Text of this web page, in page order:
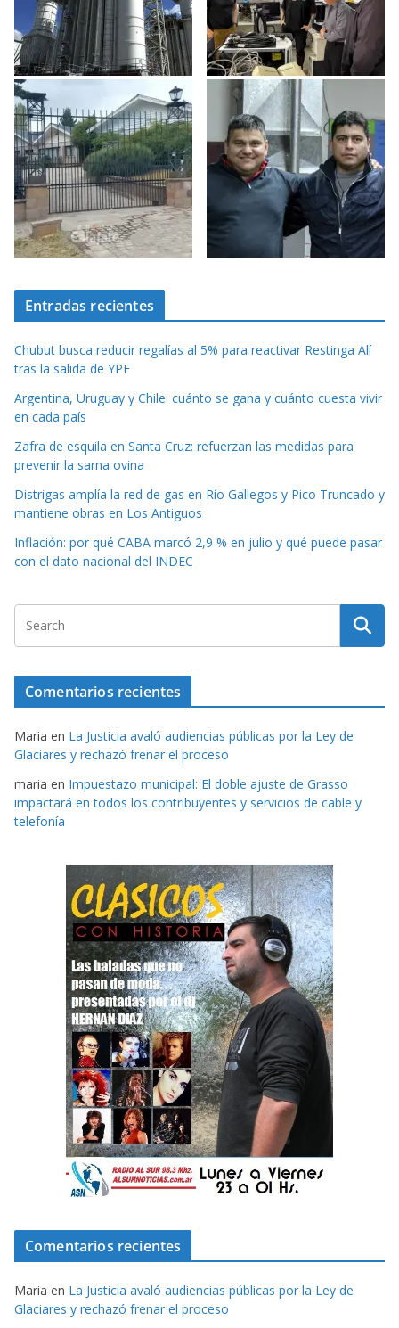
Entradas recientes
Chubut busca reducir regalías al 5% para reactivar Restinga Alí
tras la salida de YPF
Argentina, Uruguay y Chile: cuánto se gana y cuánto cuesta vivir
en cada país
Zafra de esquila en Santa Cruz: refuerzan las medidas para
prevenir la sarna ovina
Distrigas amplía la red de gas en Río Gallegos y Pico Truncado y
mantiene obras en Los Antiguos
Inflación: por qué CABA marcó 2,9 % en julio y qué puede pasar
con el dato nacional del INDEC
Comentarios recientes
Maria en La Justicia avaló audiencias públicas por la Ley de
Glaciares y rechazó frenar el proceso
maria en Impuestazo municipal: El doble ajuste de Grasso
impactará en todos los contribuyentes y servicios de cable y
telefonía
Comentarios recientes
Maria en La Justicia avaló audiencias públicas por la Ley de
Glaciares y rechazó frenar el proceso